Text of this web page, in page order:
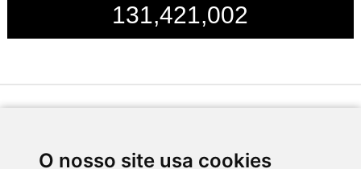
O nosso site usa cookies
131,421,002